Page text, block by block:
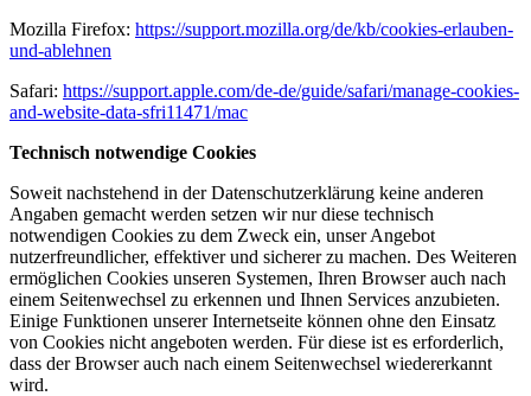
Mozilla Firefox: https://support.mozilla.org/de/kb/cookies-erlauben-
und-ablehnen
Safari: https://support.apple.com/de-de/guide/safari/manage-cookies-
and-website-data-sfri11471/mac
Technisch notwendige Cookies
Soweit nachstehend in der Datenschutzerklärung keine anderen
Angaben gemacht werden setzen wir nur diese technisch
notwendigen Cookies zu dem Zweck ein, unser Angebot
nutzerfreundlicher, effektiver und sicherer zu machen. Des Weiteren
ermöglichen Cookies unseren Systemen, Ihren Browser auch nach
einem Seitenwechsel zu erkennen und Ihnen Services anzubieten.
Einige Funktionen unserer Internetseite können ohne den Einsatz
von Cookies nicht angeboten werden. Für diese ist es erforderlich,
dass der Browser auch nach einem Seitenwechsel wiedererkannt
wird.